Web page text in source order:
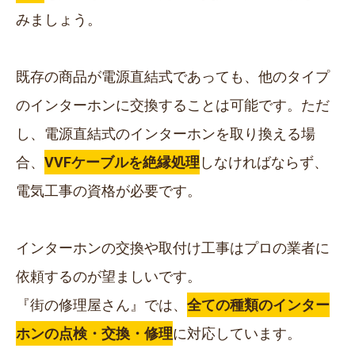
みましょう。
既存の商品が電源直結式であっても、他のタイプ
のインターホンに交換することは可能です。ただ
し、電源直結式のインターホンを取り換える場
合、 VVFケーブルを絶縁処理 しなければならず、
電気工事の資格が必要です。
インターホンの交換や取付け工事はプロの業者に
依頼するのが望ましいです。
『街の修理屋さん』では、 全ての種類のインター
ホンの点検・交換・修理に対応しています。